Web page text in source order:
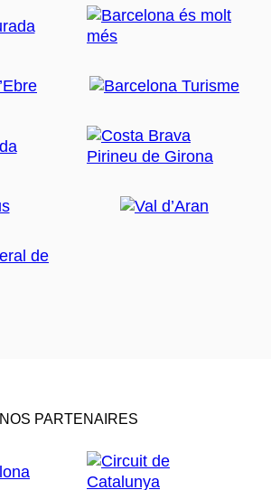
NOS PARTENAIRES